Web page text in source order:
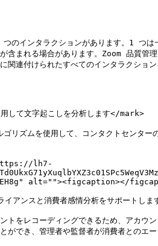
のインタラクションがあります。1 つ
含まれる場合があります。Zoom 品質
連付けられたすべてのインタラクショ
文字起こしを分析します</mark>
リズムを使用して、コンタクトセンタ
lh7-
alt=""><figcaption></
ンスと消費者感情分析をサポートしま
トをレコーディングできるため、アカ
でき、管理者や監督者が消費者とのエ